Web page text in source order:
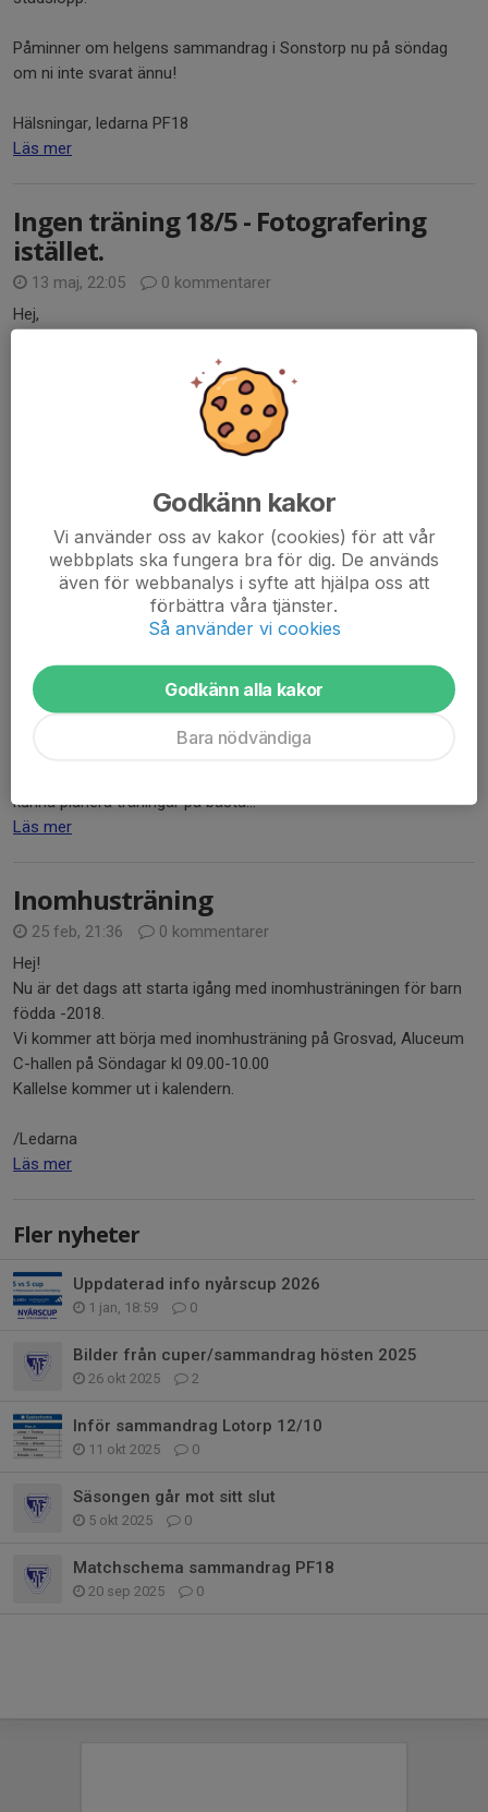
Påminner om helgens sammandrag i Sonstorp nu på söndag
om ni inte svarat ännu!
Hälsningar, ledarna PF18
Läs mer
Ingen träning 18/5 - Fotografering
istället.
13 maj, 22:05
0 kommentarer
Hej,
Nu på måndag den 18/5 blir det ingen träning, vi har fått
fotograferingstid klockan 18,00 denna dag.
Det kommer tas både lagbild och individuella foton. Ni
Sammanfattning föräldramöte
27 apr, 18:47
0 kommentarer
Här finns presentation som visades under mötet som täcker
informationen som togs upp:
Torstops IF Föräldramöte 260427
kunna planera träningar på bästa...
Läs mer
Inomhusträning
25 feb, 21:36
0 kommentarer
Hej!
Nu är det dags att starta igång med inomhusträningen för barn
födda -2018.
Vi kommer att börja med inomhusträning på Grosvad, Aluceum
C-hallen på Söndagar kl 09.00-10.00
Kallelse kommer ut i kalendern.
/Ledarna
Läs mer
Fler nyheter
Uppdaterad info nyårscup 2026
1 jan, 18:59 0
Bilder från cuper/sammandrag hösten 2025
26 okt 2025 2
Inför sammandrag Lotorp 12/10
11 okt 2025 0
Säsongen går mot sitt slut
5 okt 2025 0
Matchschema sammandrag PF18
20 sep 2025 0
Godkänn kakor
Vi använder oss av kakor (cookies) för att vår
webbplats ska fungera bra för dig. De används
även för webbanalys i syfte att hjälpa oss att
förbättra våra tjänster.
Så använder vi cookies
Godkänn alla kakor
Bara nödvändiga